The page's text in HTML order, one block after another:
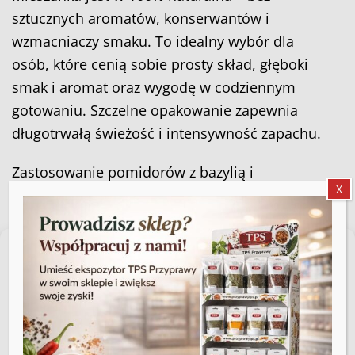
Zarządzaj zgodą
Aby zapewnić jak najlepsze wrażenia, korzystamy z technologii, takich jak
pliki cookie, do przechowywania i/lub uzyskiwania dostępu do informacji o
urządzeniu. Zgoda na te technologie pozwoli nam przetwarzać dane,
takie jak zachowanie podczas przeglądania lub unikalne identyfikatory na
tej stronie. Brak wyrażenia zgody lub wycofanie zgody może
niekorzystnie wpłynąć na niektóre cechy i funkcje.
sztucznych aromatów, konserwantów i
wzmacniaczy smaku. To idealny wybór dla
osób, które cenią sobie prosty skład, głęboki
smak i aromat oraz wygodę w codziennym
gotowaniu. Szczelne opakowanie zapewnia
długotrwałą świeżość i intensywność zapachu.
Zastosowanie pomidorów z bazylią i
czosnkiem:
sosy pomidorowe, spaghetti, lasagne
pizza, focaccia, bruschetta
pieczone warzywa i ziemniaki
dania z kurczakiem, indykiem, rybami
dania jednogarnkowe i zapiekanki
sałatki, dressingi i pasty kanapkowe
X